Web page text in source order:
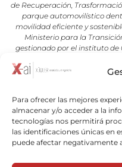
Para ofrecer las mejores
almacenar y/o acceder a la
tecnologías nos permitirá
las identificaciones únicas en
puede afectar negativamente
de Recuperación,
parque automovilístico
movilidad eficiente y
Ministerio para la
gestionado por el instituto de
Copyright © 2026 Xuquer-